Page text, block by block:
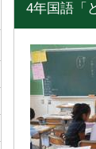
4年国語「